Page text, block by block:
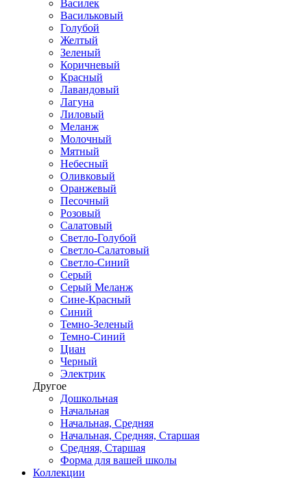
Василек
Васильковый
Голубой
Желтый
Зеленый
Коричневый
Красный
Лавандовый
Лагуна
Лиловый
Меланж
Молочный
Мятный
Небесный
Оливковый
Оранжевый
Песочный
Розовый
Салатовый
Светло-Голубой
Светло-Салатовый
Светло-Синий
Серый
Серый Меланж
Сине-Красный
Синий
Темно-Зеленый
Темно-Синий
Циан
Черный
Электрик
Другое
Дошкольная
Начальная
Начальная, Средняя
Начальная, Средняя, Старшая
Средняя, Старшая
Форма для вашей школы
Коллекции